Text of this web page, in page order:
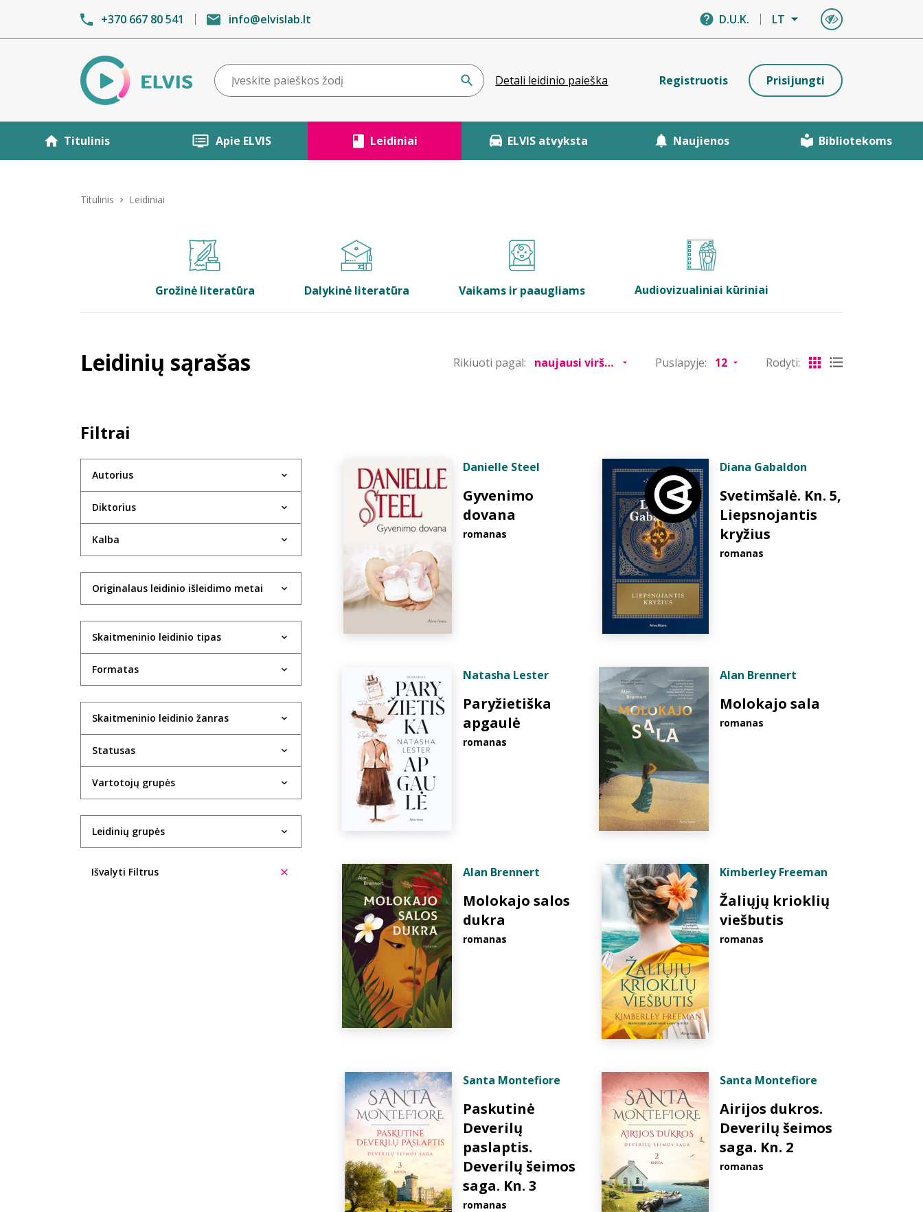
+370 667 80 541 info@elvislab.lt D.U.K. LT
Detali leidinio paieška Registruotis Prisijungti
Titulinis Apie ELVIS Leidiniai ELVIS atvyksta Naujienos Bibliotekoms
Titulinis Leidiniai
Grožinė literatūra Dalykinė literatūra Vaikams ir paaugliams Audiovizualiniai kūriniai
Leidinių sąrašas Rikiuoti pagal: Puslapyje: Rodyti:
Filtrai
Autorius
Diktorius
Kalba
Originalaus leidinio išleidimo metai
Skaitmeninio leidinio tipas
Formatas
Skaitmeninio leidinio žanras
Statusas
Vartotojų grupės
Leidinių grupės
Išvalyti Filtrus
Danielle Steel
Gyvenimo
dovana
romanas
Diana Gabaldon
Svetimšalė. Kn. 5,
Liepsnojantis
kryžius
romanas
Natasha Lester
Paryžietiška
apgaulė
romanas
Alan Brennert
Molokajo sala
romanas
Alan Brennert
Molokajo salos
dukra
romanas
Kimberley Freeman
Žaliųjų krioklių
viešbutis
romanas
Santa Montefiore
Paskutinė
Deverilų
paslaptis.
Deverilų šeimos
saga. Kn. 3
romanas
Santa Montefiore
Airijos dukros.
Deverilų šeimos
saga. Kn. 2
romanas